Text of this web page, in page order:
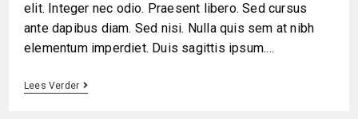
elit. Integer nec odio. Praesent libero. Sed cursus
ante dapibus diam. Sed nisi. Nulla quis sem at nibh
elementum imperdiet. Duis sagittis ipsum.…
Lees Verder